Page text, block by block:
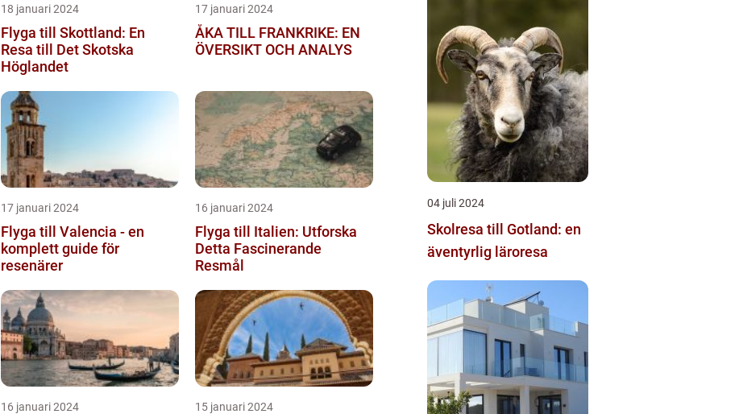
18 januari 2024
Flyga till Skottland: En
Resa till Det Skotska
Höglandet
17 januari 2024
ÅKA TILL FRANKRIKE: EN
ÖVERSIKT OCH ANALYS
17 januari 2024
Flyga till Valencia - en
komplett guide för
resenärer
16 januari 2024
Flyga till Italien: Utforska
Detta Fascinerande
Resmål
16 januari 2024 15 januari 2024
04 juli 2024
Skolresa till Gotland: en
äventyrlig läroresa